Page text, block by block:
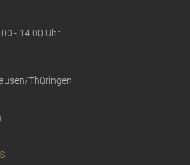
- 14:00 Uhr
Thüringen